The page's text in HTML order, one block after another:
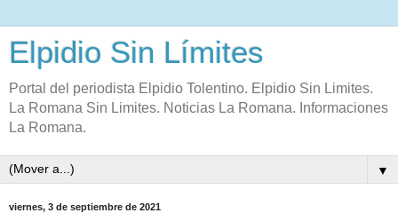
Elpidio Sin Límites
Portal del periodista Elpidio Tolentino. Elpidio Sin Limites.
La Romana Sin Limites. Noticias La Romana. Informaciones
La Romana.
▼
viernes, 3 de septiembre de 2021